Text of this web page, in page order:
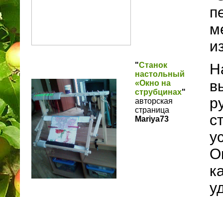
"Станок
настольный
«Окно на
струбцинах"
авторская
страница
Mariya73